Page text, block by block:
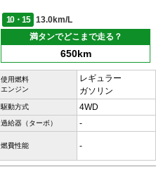
10・15
13.0km/L
満タンでどこまで走る？
650km
使用燃料
エンジン
レギュラー
ガソリン
駆動方式 4WD
過給器（ターボ） -
燃費性能 -